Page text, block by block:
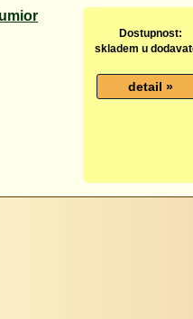
Dostupnost:
skladem u